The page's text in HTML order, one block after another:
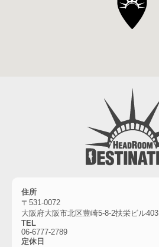
住所
〒531-0072
大阪府大阪市北区豊崎5-8-2扶栄ビル403
TEL
06-6777-2789
定休日